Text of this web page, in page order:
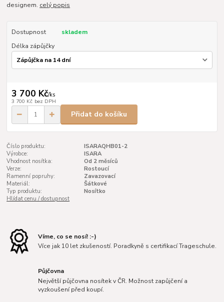
designem. celý popis
Dostupnost
skladem
Délka zápůjčky
3 700 Kč/ks
3 700 Kč bez DPH
Přidat do košíku
Číslo produktu:
ISARAQHB01-2
Výrobce:
ISARA
Vhodnost nosítka:
Od 2 měsíců
Verze:
Rostoucí
Ramenní popruhy:
Zavazovací
Materiál:
Šátkové
Typ produktu:
Nosítko
Hlídat cenu / dostupnost
Víme, co se nosí! :-)
Více jak 10 let zkušeností. Poradkyně s certifikací Trageschule.
Půjčovna
Největší půjčovna nosítek v ČR. Možnost zapůjčení a
vyzkoušení před koupí.